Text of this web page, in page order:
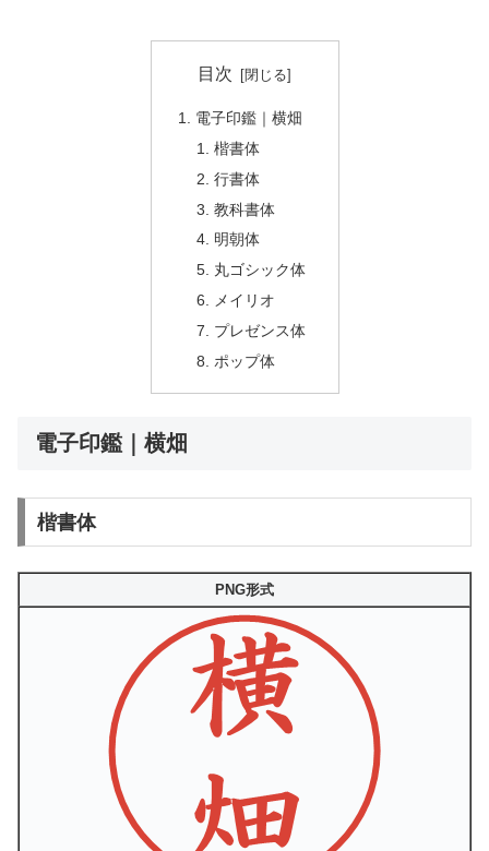
目次
電子印鑑｜横畑
楷書体
行書体
教科書体
明朝体
丸ゴシック体
メイリオ
プレゼンス体
ポップ体
電子印鑑｜横畑
楷書体
PNG形式